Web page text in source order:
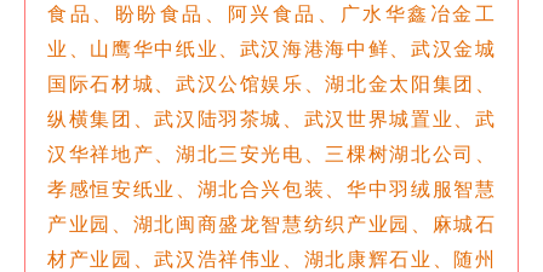
食品、盼盼食品、阿兴食品、广水华鑫冶金工
业、山鹰华中纸业、武汉海港海中鲜、武汉金城
国际石材城、武汉公馆娱乐、湖北金太阳集团、
纵横集团、武汉陆羽茶城、武汉世界城置业、武
汉华祥地产、湖北三安光电、三棵树湖北公司、
孝感恒安纸业、湖北合兴包装、华中羽绒服智慧
产业园、湖北闽商盛龙智慧纺织产业园、麻城石
材产业园、武汉浩祥伟业、湖北康辉石业、随州